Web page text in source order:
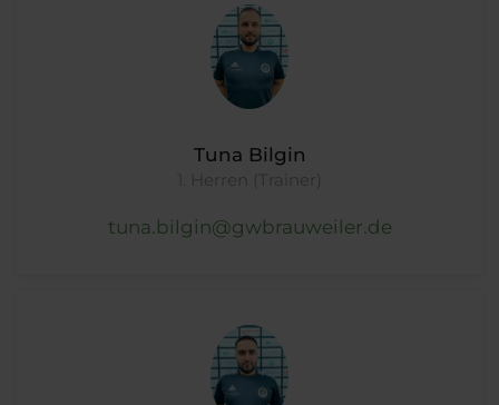
Tuna Bilgin
1. Herren (Trainer)
tuna.bilgin@gwbrauweiler.de